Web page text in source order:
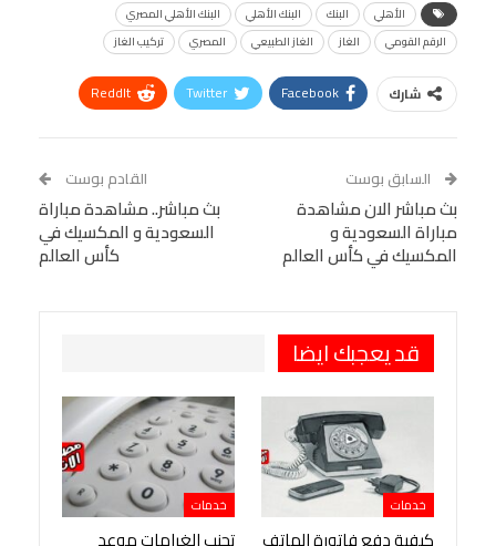
الأهلي البنك البنك الأهلي
البنك الأهلي المصري
الرقم القومي
الغاز الغاز الطبيعي المصري تركيب الغاز
شارك Facebook
Twitter
ReddIt
Tumblr
البريد الإلكتروني
StumbleUpon
VK
Digg
LINE
BlackBerry
Viber
السابق بوست
بث مباشر الان مشاهدة
مباراة السعودية و
المكسيك في كأس العالم
القادم بوست
بث مباشر.. مشاهدة مباراة
السعودية و المكسيك في
كأس العالم
قد يعجبك ايضا
خدمات خدمات